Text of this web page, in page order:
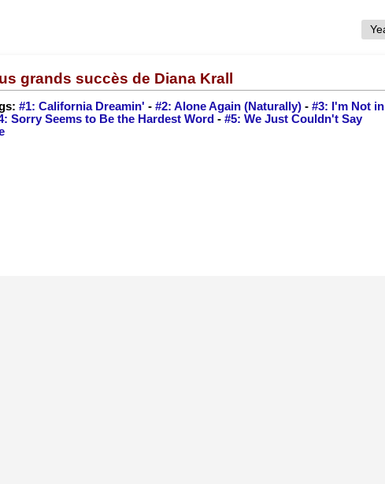
grands succès de Diana Krall
#1: California Dreamin' - #2: Alone Again (Naturally) - #3: I'm Not in
Sorry Seems to Be the Hardest Word - #5: We Just Couldn't Say